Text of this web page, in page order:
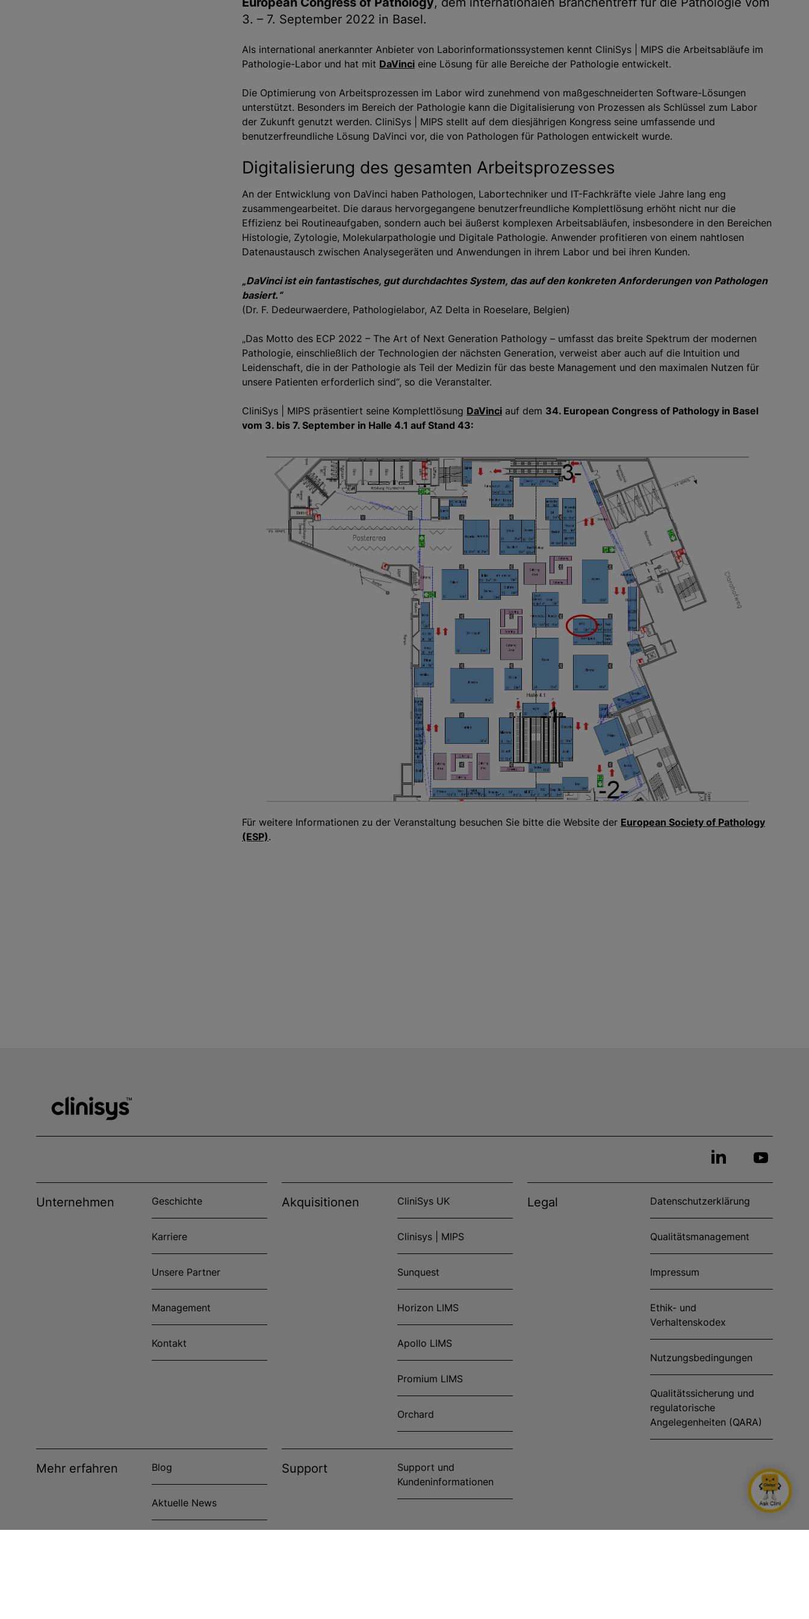
3. – 7. September 2022 in Basel.
Als international anerkannter Anbieter von Laborinformationssystemen kennt CliniSys | MIPS die Arbeitsabläufe im
Pathologie-Labor und hat mit DaVinci eine Lösung für alle Bereiche der Pathologie entwickelt.
Die Optimierung von Arbeitsprozessen im Labor wird zunehmend von maßgeschneiderten Software-Lösungen
unterstützt. Besonders im Bereich der Pathologie kann die Digitalisierung von Prozessen als Schlüssel zum Labor
der Zukunft genutzt werden. CliniSys | MIPS stellt auf dem diesjährigen Kongress seine umfassende und
benutzerfreundliche Lösung DaVinci vor, die von Pathologen für Pathologen entwickelt wurde.
Digitalisierung des gesamten Arbeitsprozesses
An der Entwicklung von DaVinci haben Pathologen, Labortechniker und IT-Fachkräfte viele Jahre lang eng
zusammengearbeitet. Die daraus hervorgegangene benutzerfreundliche Komplettlösung erhöht nicht nur die
Effizienz bei Routineaufgaben, sondern auch bei äußerst komplexen Arbeitsabläufen, insbesondere in den Bereichen
Histologie, Zytologie, Molekularpathologie und Digitale Pathologie. Anwender profitieren von einem nahtlosen
Datenaustausch zwischen Analysegeräten und Anwendungen in ihrem Labor und bei ihren Kunden.
„DaVinci ist ein fantastisches, gut durchdachtes System, das auf den konkreten Anforderungen von Pathologen
basiert.“
(Dr. F. Dedeurwaerdere, Pathologielabor, AZ Delta in Roeselare, Belgien)
„Das Motto des ECP 2022 – The Art of Next Generation Pathology – umfasst das breite Spektrum der modernen
Pathologie, einschließlich der Technologien der nächsten Generation, verweist aber auch auf die Intuition und
Leidenschaft, die in der Pathologie als Teil der Medizin für das beste Management und den maximalen Nutzen für
unsere Patienten erforderlich sind“, so die Veranstalter.
CliniSys | MIPS präsentiert seine Komplettlösung DaVinci auf dem 34. European Congress of Pathology in Basel
vom 3. bis 7. September in Halle 4.1 auf Stand 43:
Für weitere Informationen zu der Veranstaltung besuchen Sie bitte die Website der European Society of Pathology
(ESP).
Unternehmen Geschichte
Karriere
Unsere Partner
Management
Kontakt
Akquisitionen CliniSys UK
Clinisys | MIPS
Sunquest
Horizon LIMS
Apollo LIMS
Promium LIMS
Orchard
Legal Datenschutzerklärung
Qualitätsmanagement
Impressum
Ethik- und
Verhaltenskodex
Nutzungsbedingungen
Qualitätssicherung und
regulatorische
Angelegenheiten (QARA)
Mehr erfahren Blog
Aktuelle News
Support
Support und
Kundeninformationen